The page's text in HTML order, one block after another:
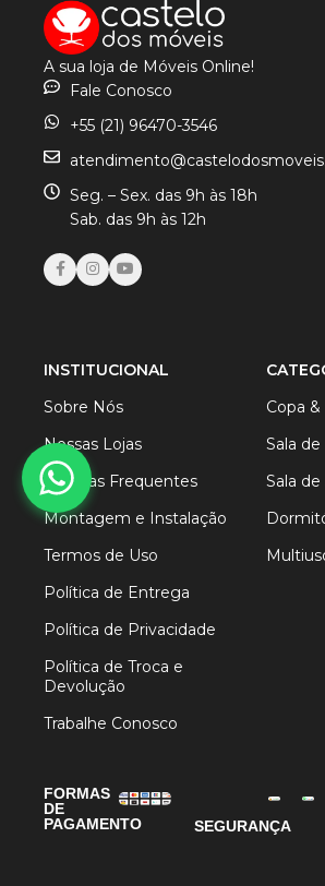
A sua loja de Móveis Online!
Fale Conosco
+55 (21) 96470-3546
Seg. – Sex. das 9h às 18h
Sab. das 9h às 12h
INSTITUCIONAL
Sobre Nós
Nossas Lojas
Dúvidas Frequentes
Montagem e Instalação
Termos de Uso
Política de Entrega
Política de Privacidade
Política de Troca e
Devolução
Trabalhe Conosco
Copa
Sala
Sala
FORMAS
DE
PAGAMENTO
SEGURANÇA